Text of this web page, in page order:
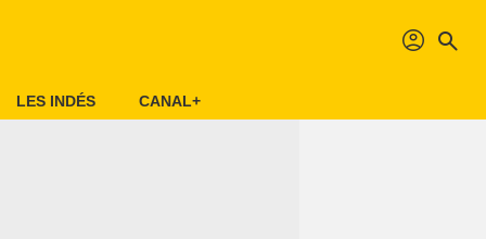
profil search
LES INDÉS CANAL+